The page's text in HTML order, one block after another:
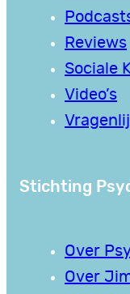
Reviews
Sociale
Video’s
Stichting
Over
Over